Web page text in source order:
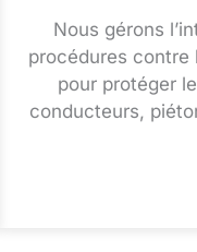
Nous gérons
procédures contre
pour protéger
conducteurs,